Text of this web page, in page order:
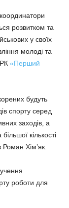
розвитком та
у своїх
молоді та
«Перший
будуть
спорту серед
заходів, а
кількості
Роман Хім’як.
роботи для